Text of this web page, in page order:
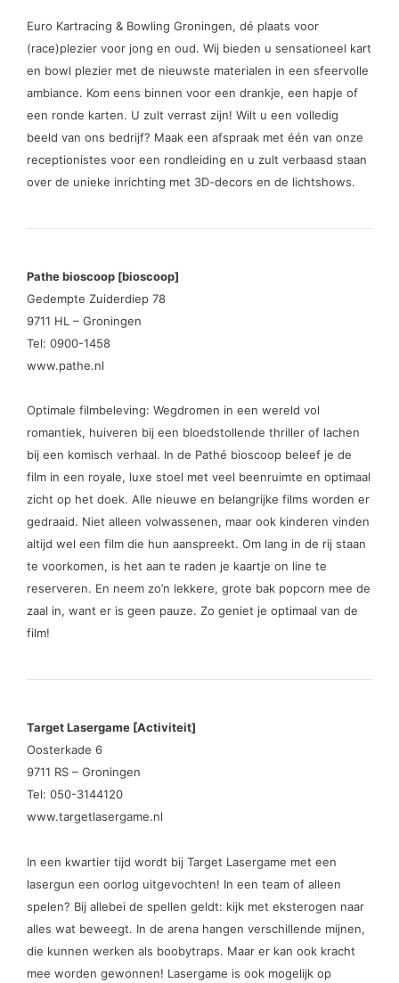
Euro Kartracing & Bowling Groningen, dé plaats voor
(race)plezier voor jong en oud. Wij bieden u sensationeel kart
en bowl plezier met de nieuwste materialen in een sfeervolle
ambiance. Kom eens binnen voor een drankje, een hapje of
een ronde karten. U zult verrast zijn! Wilt u een volledig
beeld van ons bedrijf? Maak een afspraak met één van onze
receptionistes voor een rondleiding en u zult verbaasd staan
over de unieke inrichting met 3D-decors en de lichtshows.
Pathe bioscoop [bioscoop]
Gedempte Zuiderdiep 78
9711 HL – Groningen
Tel: 0900-1458
www.pathe.nl
Optimale filmbeleving: Wegdromen in een wereld vol
romantiek, huiveren bij een bloedstollende thriller of lachen
bij een komisch verhaal. In de Pathé bioscoop beleef je de
film in een royale, luxe stoel met veel beenruimte en optimaal
zicht op het doek. Alle nieuwe en belangrijke films worden er
gedraaid. Niet alleen volwassenen, maar ook kinderen vinden
altijd wel een film die hun aanspreekt. Om lang in de rij staan
te voorkomen, is het aan te raden je kaartje on line te
reserveren. En neem zo’n lekkere, grote bak popcorn mee de
zaal in, want er is geen pauze. Zo geniet je optimaal van de
film!
Target Lasergame [Activiteit]
Oosterkade 6
9711 RS – Groningen
Tel: 050-3144120
www.targetlasergame.nl
In een kwartier tijd wordt bij Target Lasergame met een
lasergun een oorlog uitgevochten! In een team of alleen
spelen? Bij allebei de spellen geldt: kijk met eksterogen naar
alles wat beweegt. In de arena hangen verschillende mijnen,
die kunnen werken als boobytraps. Maar er kan ook kracht
mee worden gewonnen! Lasergame is ook mogelijk op